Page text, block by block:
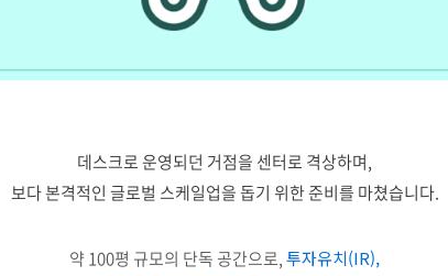
데스크로 운영되던 거점을 센터로 격상하며,
보다 본격적인 글로벌 스케일업을 돕기 위한 준비를 마쳤습니다.
약 100평 규모의 단독 공간으로,투자유치(IR),